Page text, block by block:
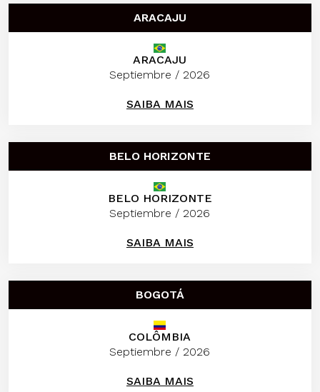
ARACAJU
ARACAJU
Septiembre / 2026
SAIBA MAIS
BELO HORIZONTE
BELO HORIZONTE
Septiembre / 2026
SAIBA MAIS
BOGOTÁ
COLÔMBIA
Septiembre / 2026
SAIBA MAIS